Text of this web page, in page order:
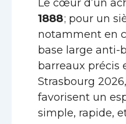
Le cœur d’un
1888; pour un
notamment en
base large anti-
barreaux précis
Strasbourg
favorisent un
simple, rapide,